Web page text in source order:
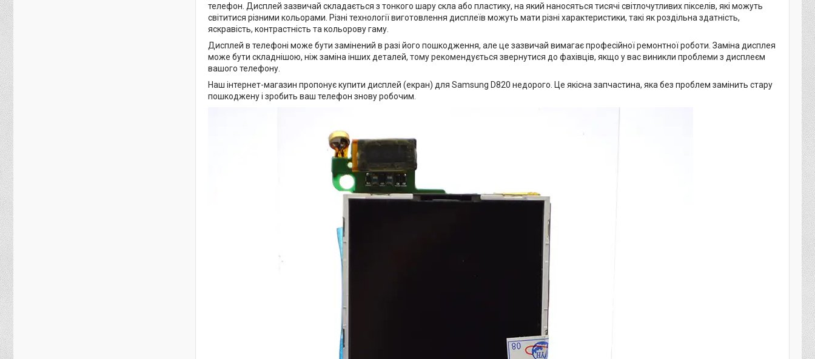
телефон. Дисплей зазвичай складається з тонкого шару скла або пластику, на який наносяться тисячі світлочутливих пікселів, які можуть
світитися різними кольорами. Різні технології виготовлення дисплеїв можуть мати різні характеристики, такі як роздільна здатність,
яскравість, контрастність та кольорову гаму.
Дисплей в телефоні може бути замінений в разі його пошкодження, але це зазвичай вимагає професійної ремонтної роботи. Заміна дисплея
може бути складнішою, ніж заміна інших деталей, тому рекомендується звернутися до фахівців, якщо у вас виникли проблеми з дисплеєм
вашого телефону.
Наш інтернет-магазин пропонує купити дисплей (екран) для Samsung D820 недорого. Це якісна запчастина, яка без проблем замінить стару
пошкоджену і зробить ваш телефон знову робочим.